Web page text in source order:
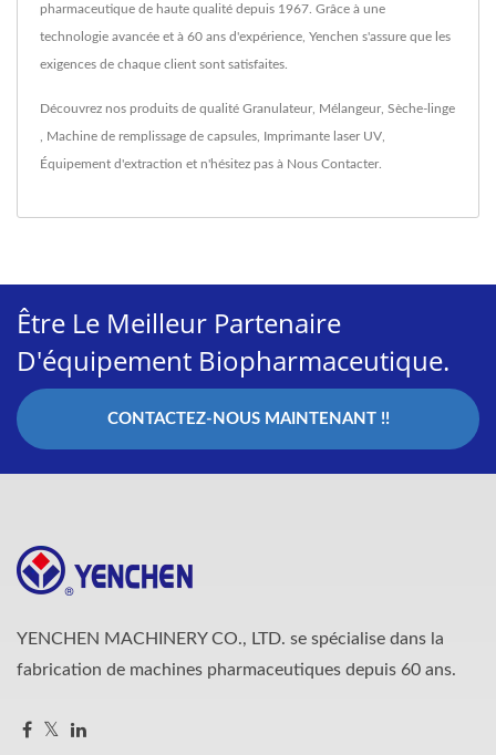
pharmaceutique de haute qualité depuis 1967. Grâce à une
technologie avancée et à 60 ans d'expérience, Yenchen s'assure que les
exigences de chaque client sont satisfaites.
Découvrez nos produits de qualité Granulateur, Mélangeur, Sèche-linge
Machine de remplissage de capsules Imprimante laser UV
Équipement d'extraction et n'hésitez pas à Nous Contacter.
Être Le Meilleur Partenaire
D'équipement Biopharmaceutique.
CONTACTEZ-NOUS MAINTENANT !!
YENCHEN MACHINERY CO., LTD. se spécialise dans la
fabrication de machines pharmaceutiques depuis 60 ans.